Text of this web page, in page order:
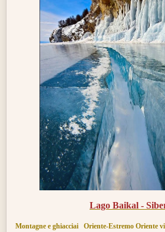
Lago Baikal -
Montagne e ghiacciai Oriente-Estremo Oriente